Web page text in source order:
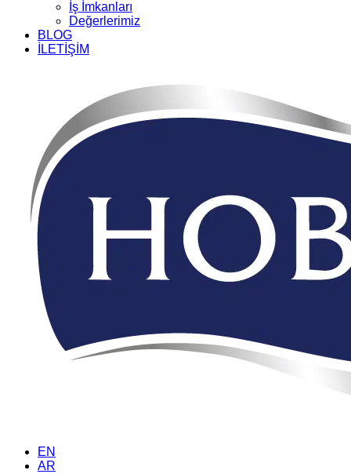
İş İmkanları
Değerlerimiz
BLOG
İLETİŞİM
EN
AR